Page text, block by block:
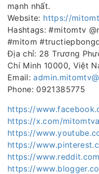
mạnh nhất.
Website: https://
Hashtags: #mitomtv
#mitom
Địa chỉ: 28 Trương
Chí Minh 10000, Việt
Email:
Phone: 0921385775
https://
https://x.com/
https://
https://
https://
https://